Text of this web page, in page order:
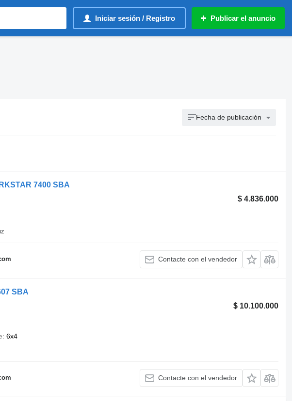
Iniciar sesión / Registro Publicar el anuncio
Fecha de publicación
7400 SBA
$ 4.836.000
Contacte con el vendedor
SBA
$ 10.100.000
6x4
Contacte con el vendedor